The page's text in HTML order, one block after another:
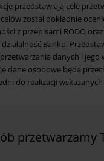
przedstawiają cele
został dokładnie
z przepisami RODO
Banku.
danych i jego
dane osobowe będą
do realizacji
przetwarzamy